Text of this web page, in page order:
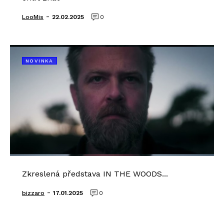
LooMis - 22.02.2025 0
NOVINKA
Zkreslená představa IN THE WOODS...
bizzaro - 17.01.2025 0